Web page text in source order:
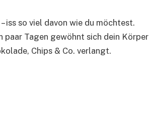
iss so viel davon wie du möchtest.
paar Tagen gewöhnt sich dein Körper
Chips & Co. verlangt.